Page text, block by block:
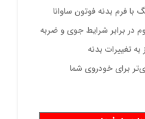
فرم بدنه فوتون ساوانا
در برابر شرایط جوی و ضربه
تغییرات بدنه
برای خودروی شما